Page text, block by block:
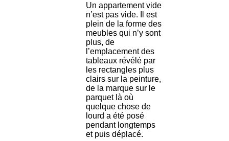
Un appartement vide
n’est pas vide. Il est
plein de la forme des
meubles qui n’y sont
plus, de
l’emplacement des
tableaux révélé par
les rectangles plus
clairs sur la peinture,
de la marque sur le
parquet là où
quelque chose de
lourd a été posé
pendant longtemps
et puis déplacé.